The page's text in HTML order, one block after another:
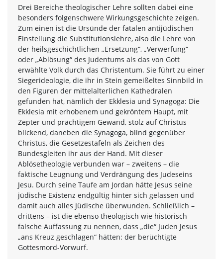
Drei Bereiche theologischer Lehre sollten dabei eine
besonders folgenschwere Wirkungsgeschichte zeigen.
Zum einen ist die Ursünde der fatalen antijüdischen
Einstellung die Substitutionslehre, also die Lehre von
der heilsgeschichtlichen „Ersetzung“, „Verwerfung“
oder „Ablösung“ des Judentums als das von Gott
erwählte Volk durch das Christentum. Sie führt zu einer
Siegerideologie, die ihr in Stein gemeißeltes Sinnbild in
den Figuren der mittelalterlichen Kathedralen
gefunden hat, nämlich der Ekklesia und Synagoga: Die
Ekklesia mit erhobenem und gekröntem Haupt, mit
Zepter und prächtigem Gewand, stolz auf Christus
blickend, daneben die Synagoga, blind gegenüber
Christus, die Gesetzestafeln als Zeichen des
Bundesgleiten ihr aus der Hand. Mit dieser
Ablösetheologie verbunden war – zweitens – die
faktische Leugnung und Verdrängung des Judeseins
Jesu. Durch seine Taufe am Jordan hätte Jesus seine
jüdische Existenz endgültig hinter sich gelassen und
damit auch alles Jüdische überwunden. Schließlich –
drittens – ist die ebenso theologisch wie historisch
falsche Auffassung zu nennen, dass „die“ Juden Jesus
„ans Kreuz geschlagen“ hätten: der berüchtigte
Gottesmord-Vorwurf.